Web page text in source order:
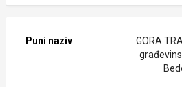
Puni naziv
GORA